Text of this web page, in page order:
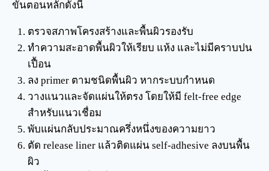
ขั้นตอนหลักดังนี้
ตรวจสภาพโครงสร้างและพื้นผิวรองรับ
ทำความสะอาดพื้นผิวให้เรียบ แห้ง และไม่มีคราบปน
เปื้อน
ลง primer ตามชนิดพื้นผิว หากระบบกำหนด
วางแนวและจัดแผ่นให้ตรง โดยให้มี felt-free edge
สำหรับแนวเชื่อม
พับแผ่นกลับประมาณครึ่งหนึ่งของความยาว
ตัด release liner แล้วติดแผ่น self-adhesive ลงบนพื้น
ผิว